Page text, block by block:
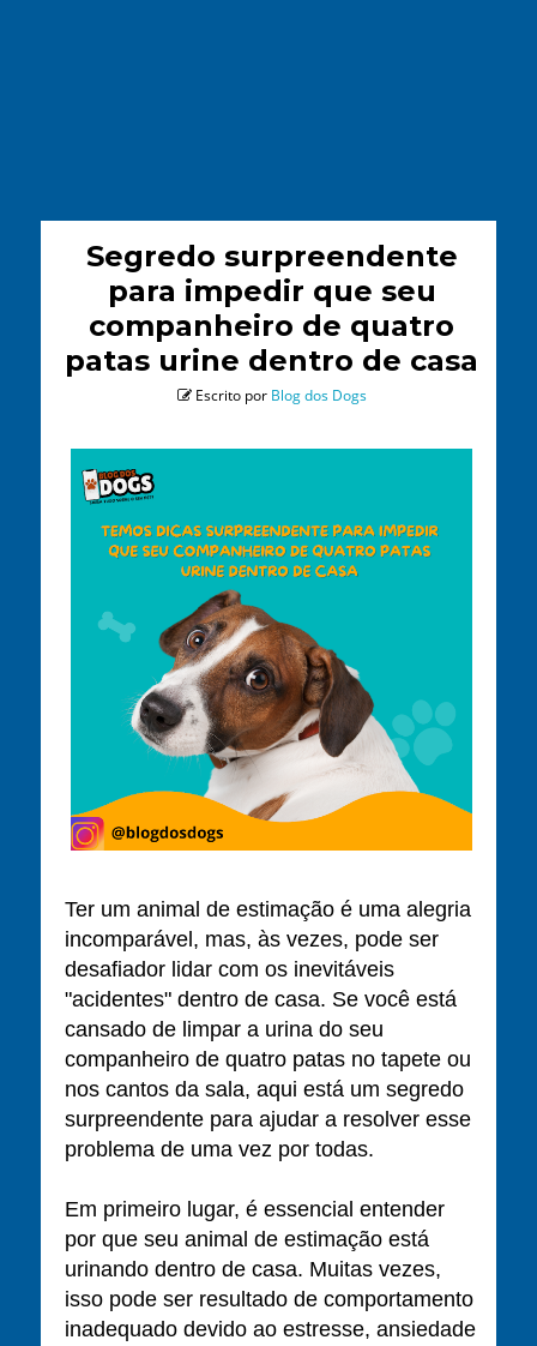
Segredo surpreendente
para impedir que seu
companheiro de quatro
patas urine dentro de casa
Escrito por Blog dos Dogs
Ter um animal de estimação é uma alegria
incomparável, mas, às vezes, pode ser
desafiador lidar com os inevitáveis
"acidentes" dentro de casa. Se você está
cansado de limpar a urina do seu
companheiro de quatro patas no tapete ou
nos cantos da sala, aqui está um segredo
surpreendente para ajudar a resolver esse
problema de uma vez por todas.
Em primeiro lugar, é essencial entender
por que seu animal de estimação está
urinando dentro de casa. Muitas vezes,
isso pode ser resultado de comportamento
inadequado devido ao estresse, ansiedade